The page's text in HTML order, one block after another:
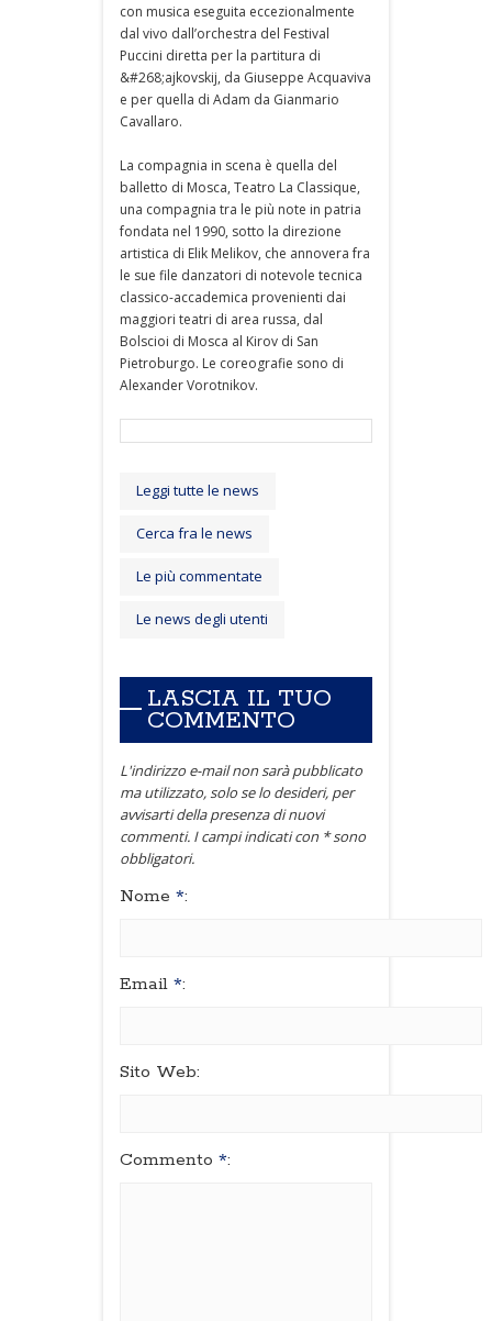
con musica eseguita eccezionalmente
dal vivo dall’orchestra del Festival
Puccini diretta per la partitura di
&#268;ajkovskij, da Giuseppe Acquaviva
e per quella di Adam da Gianmario
Cavallaro.
La compagnia in scena è quella del
balletto di Mosca, Teatro La Classique,
una compagnia tra le più note in patria
fondata nel 1990, sotto la direzione
artistica di Elik Melikov, che annovera fra
le sue file danzatori di notevole tecnica
classico-accademica provenienti dai
maggiori teatri di area russa, dal
Bolscioi di Mosca al Kirov di San
Pietroburgo. Le coreografie sono di
Alexander Vorotnikov.
Leggi tutte le news
Cerca fra le news
Le più commentate
Le news degli utenti
LASCIA IL TUO
COMMENTO
L'indirizzo e-mail non sarà pubblicato
ma utilizzato, solo se lo desideri, per
avvisarti della presenza di nuovi
commenti. I campi indicati con * sono
obbligatori.
Nome *:
Email *:
Sito Web:
Commento *: